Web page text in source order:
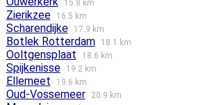
15.8 km
Zierikzee 16.5 km
Scharendijke 17.9 km
Botlek Rotterdam 18.1 km
Ooltgensplaat 18.6 km
Spijkenisse 19.2 km
Ellemeet 19.6 km
Oud-Vossemeer 20.9 km